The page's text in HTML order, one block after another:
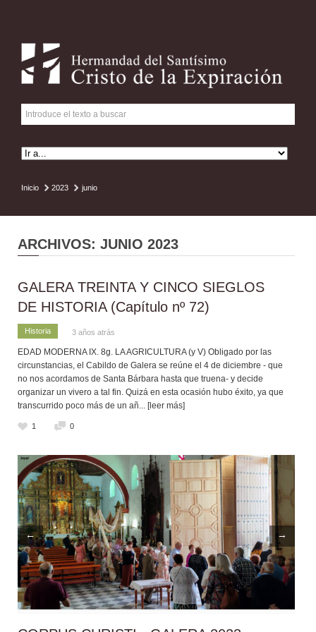
Inicio 2023 junio
ARCHIVOS: JUNIO 2023
GALERA TREINTA Y CINCO SIEGLOS
DE HISTORIA (Capítulo nº 72)
Historia 3 años atrás
EDAD MODERNA IX. 8g. LA AGRICULTURA (y V) Obligado por las
circunstancias, el Cabildo de Galera se reúne el 4 de diciembre - que
no nos acordamos de Santa Bárbara hasta que truena- y decide
organizar un vivero a tal fin. Quizá en esta ocasión hubo éxito, ya que
transcurrido poco más de un añ... [leer más]
1 0
← →